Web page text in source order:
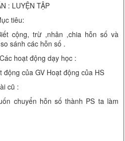
: LUYỆN TẬP
tiêu:
cộng, trừ ,nhân ,chia hỗn số và
sánh các hỗn số .
hoạt động dạy học :
động của GV Hoạt động của HS
cũ :
chuyển hỗn số thành PS ta làm